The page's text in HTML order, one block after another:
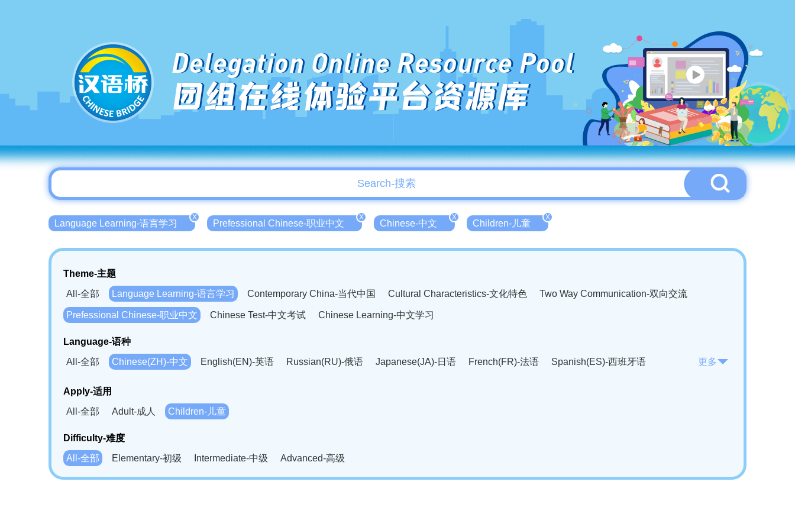
Delegation Online Resource Pool
团组在线体验平台资源库
Language Learning-语言学习
X
Prefessional Chinese-职业中文
X
Chinese-中文
X
Children-儿童
X
Theme-主题
All-全部
Language Learning-语言学习 Contemporary China-当代中国 Cultural Characteristics-文化特色 Two Way Communication-双向交流
Prefessional Chinese-职业中文 Chinese Test-中文考试 Chinese Learning-中文学习
Language-语种
All-全部
Chinese(ZH)-中文 English(EN)-英语 Russian(RU)-俄语 Japanese(JA)-日语 French(FR)-法语
Spanish(ES)-西班牙语
Bahasa Melayu(MS)-马来语
Swahili(SW)-斯瓦西里语
Kampuchea(KH)-柬埔寨语
更多
Apply-适用
All-全部
Adult-成人 Children-儿童
Difficulty-难度
All-全部
Elementary-初级 Intermediate-中级 Advanced-高级